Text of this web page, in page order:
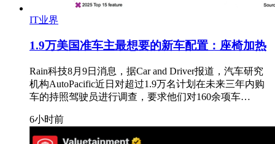
IT业界
1.9万美国准车主最想要的新车配置：座椅加热
Rain科技8月9日消息，据Car and Driver报道，汽车研究
机构AutoPacific近日对超过1.9万名计划在未来三年内购
车的持照驾驶员进行调查，要求他们对160余项车…
6小时前